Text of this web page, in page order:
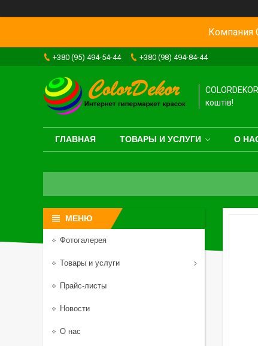
Компания
+380 (95) 494-54-44 +380 (98) 494-84-44
коштів!
ГЛАВНАЯ ТОВАРЫ И УСЛУГИ О
Фотогалерея
Товары и услуги
Прайс-листы
Новости
О нас